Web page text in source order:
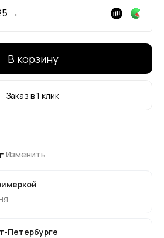
→
В корзину
Заказ в 1 клик
Изменить
Петербурге